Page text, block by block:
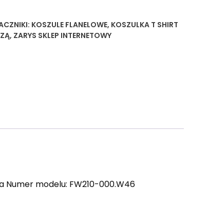
KOSZULE FLANELOWE, KOSZULKA T SHIRT
, ZARYS SKLEP INTERNETOWY
Numer modelu: FW210-000.W46